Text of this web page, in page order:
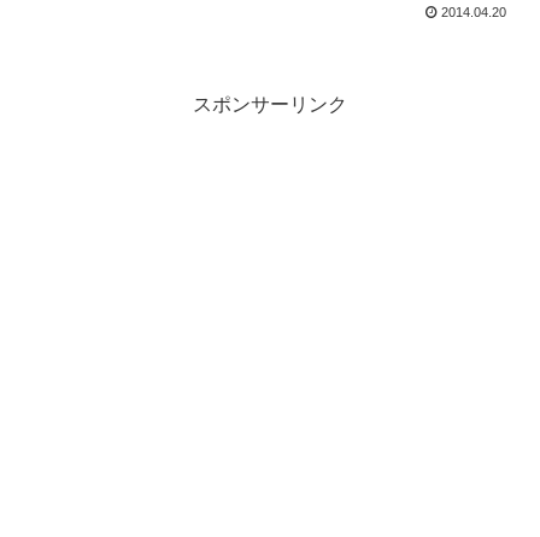
2014.04.20
スポンサーリンク